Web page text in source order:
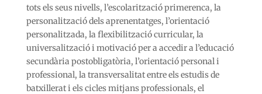
tots els seus nivells, l’escolarització primerenca, la
personalització dels aprenentatges, l’orientació
personalitzada, la flexibilització curricular, la
universalització i motivació per a accedir a l’educació
secundària postobligatòria, l’orientació personal i
professional, la transversalitat entre els estudis de
batxillerat i els cicles mitjans professionals, el